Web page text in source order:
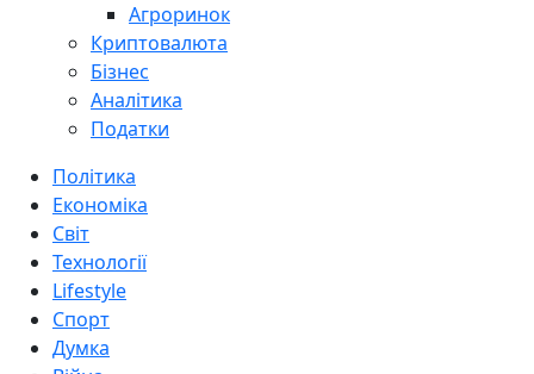
Агроринок
Криптовалюта
Бізнес
Аналітика
Податки
Політика
Економіка
Світ
Технології
Lifestyle
Спорт
Думка